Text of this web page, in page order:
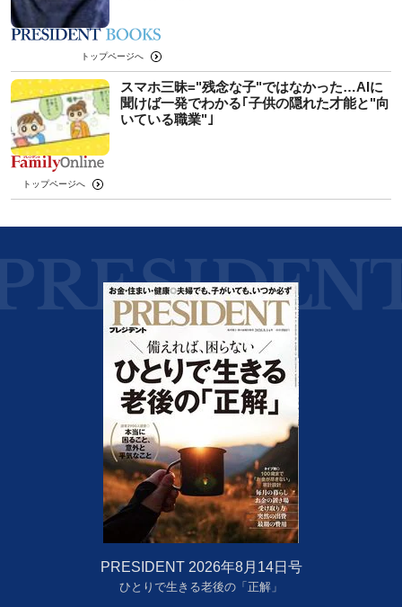
トップページへ
スマホ三昧="残念な子"ではなかった…AIに
聞けば一発でわかる｢子供の隠れた才能と"向
いている職業"｣
トップページへ
PRESIDENT 2026年8月14日号
ひとりで生きる老後の「正解」